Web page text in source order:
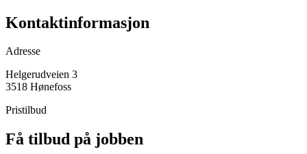
Kontaktinformasjon
Adresse
Helgerudveien 3
3518 Hønefoss
Pristilbud
Få tilbud på jobben